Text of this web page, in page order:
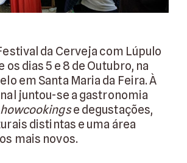
da Cerveja com Lúpulo
os dias 5 e 8 de Outubro, na
em Santa Maria da Feira. À
juntou-se a gastronomia
e degustações,
distintas e uma área
mais novos.